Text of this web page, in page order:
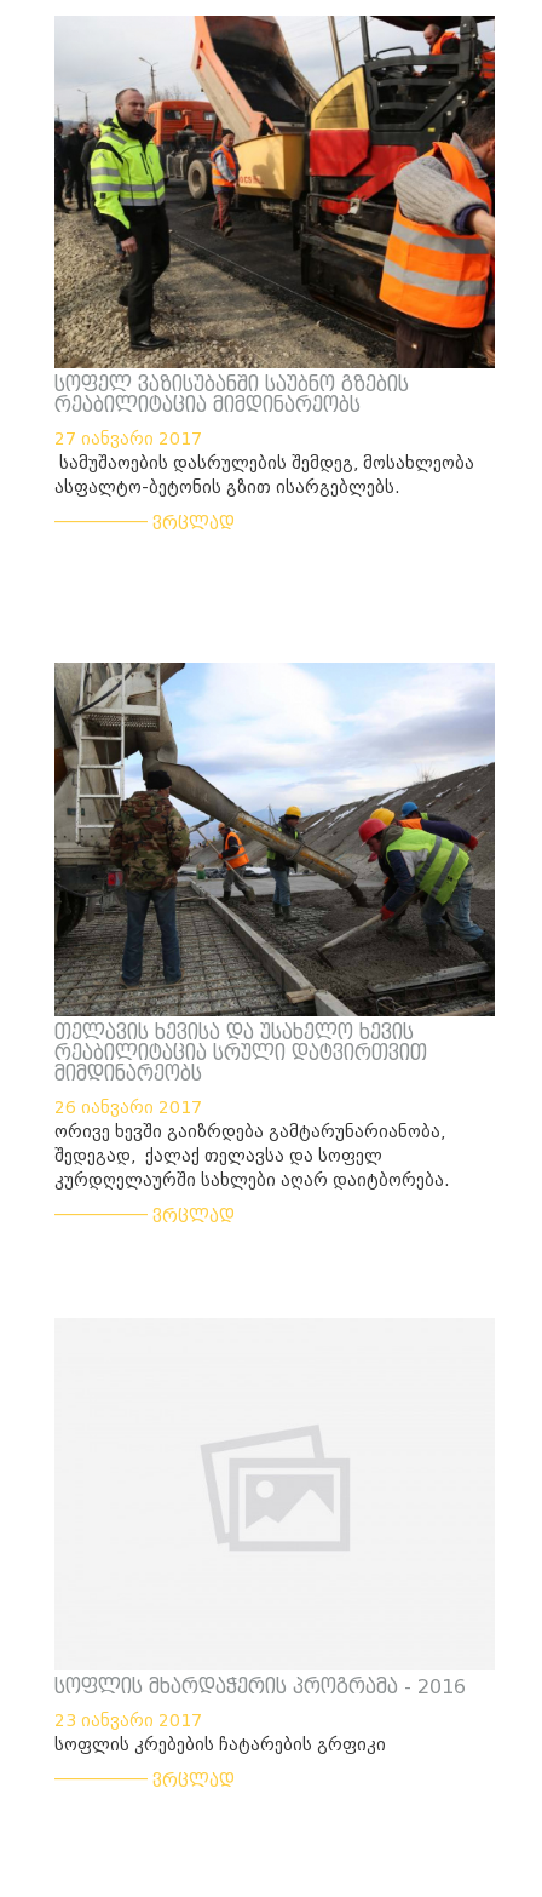
სოფელ ვაზისუბანში საუბნო გზების
რეაბილიტაცია მიმდინარეობს
27 იანვარი 2017
სამუშაოების დასრულების შემდეგ, მოსახლეობა
ასფალტო-ბეტონის გზით ისარგებლებს.
ვრცლად
თელავის ხევისა და უსახელო ხევის
რეაბილიტაცია სრული დატვირთვით
მიმდინარეობს
26 იანვარი 2017
ორივე ხევში გაიზრდება გამტარუნარიანობა,
შედეგად, ქალაქ თელავსა და სოფელ
კურდღელაურში სახლები აღარ დაიტბორება.
ვრცლად
სოფლის მხარდაჭერის პროგრამა - 2016
23 იანვარი 2017
სოფლის კრებების ჩატარების გრფიკი
ვრცლად